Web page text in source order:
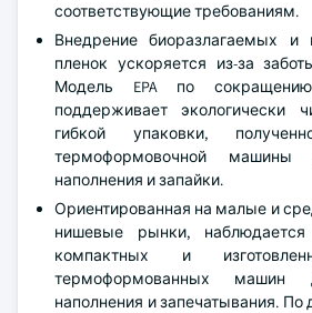
соответствующие требованиям.
Внедрение биоразлагаемых и
пленок ускоряется из-за
Модель EPA по сокращению
поддерживает экологически
гибкой упаковки,
термоформовочной машины
наполнения и запайки.
Ориентированная на малые и
нишевые рынки,
компактных и
термоформованных машин
наполнения и запечатывания.